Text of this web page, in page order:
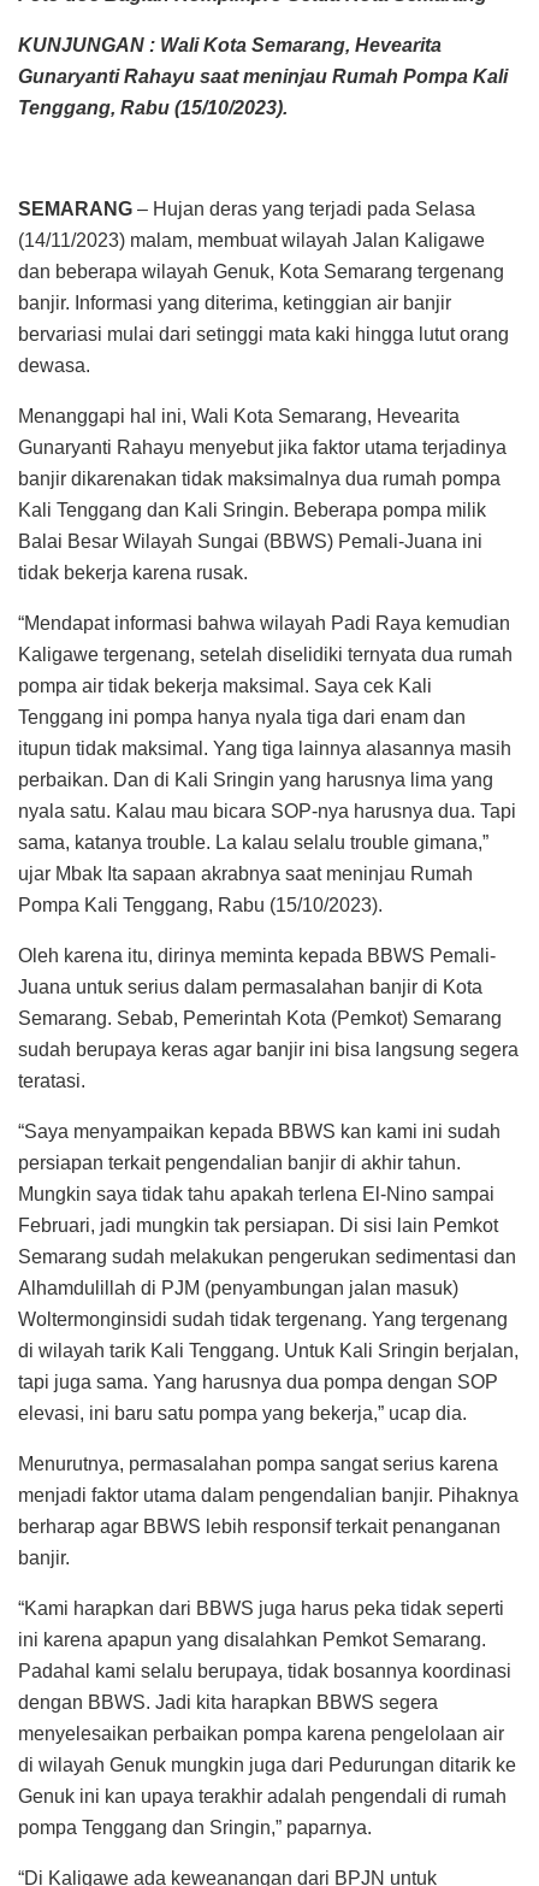
KUNJUNGAN : Wali Kota Semarang, Hevearita
Gunaryanti Rahayu saat meninjau Rumah Pompa Kali
Tenggang, Rabu (15/10/2023).
SEMARANG – Hujan deras yang terjadi pada Selasa
(14/11/2023) malam, membuat wilayah Jalan Kaligawe
dan beberapa wilayah Genuk, Kota Semarang tergenang
banjir. Informasi yang diterima, ketinggian air banjir
bervariasi mulai dari setinggi mata kaki hingga lutut orang
dewasa.
Menanggapi hal ini, Wali Kota Semarang, Hevearita
Gunaryanti Rahayu menyebut jika faktor utama terjadinya
banjir dikarenakan tidak maksimalnya dua rumah pompa
Kali Tenggang dan Kali Sringin. Beberapa pompa milik
Balai Besar Wilayah Sungai (BBWS) Pemali-Juana ini
tidak bekerja karena rusak.
“Mendapat informasi bahwa wilayah Padi Raya kemudian
Kaligawe tergenang, setelah diselidiki ternyata dua rumah
pompa air tidak bekerja maksimal. Saya cek Kali
Tenggang ini pompa hanya nyala tiga dari enam dan
itupun tidak maksimal. Yang tiga lainnya alasannya masih
perbaikan. Dan di Kali Sringin yang harusnya lima yang
nyala satu. Kalau mau bicara SOP-nya harusnya dua. Tapi
sama, katanya trouble. La kalau selalu trouble gimana,”
ujar Mbak Ita sapaan akrabnya saat meninjau Rumah
Pompa Kali Tenggang, Rabu (15/10/2023).
Oleh karena itu, dirinya meminta kepada BBWS Pemali-
Juana untuk serius dalam permasalahan banjir di Kota
Semarang. Sebab, Pemerintah Kota (Pemkot) Semarang
sudah berupaya keras agar banjir ini bisa langsung segera
teratasi.
“Saya menyampaikan kepada BBWS kan kami ini sudah
persiapan terkait pengendalian banjir di akhir tahun.
Mungkin saya tidak tahu apakah terlena El-Nino sampai
Februari, jadi mungkin tak persiapan. Di sisi lain Pemkot
Semarang sudah melakukan pengerukan sedimentasi dan
Alhamdulillah di PJM (penyambungan jalan masuk)
Woltermonginsidi sudah tidak tergenang. Yang tergenang
di wilayah tarik Kali Tenggang. Untuk Kali Sringin berjalan,
tapi juga sama. Yang harusnya dua pompa dengan SOP
elevasi, ini baru satu pompa yang bekerja,” ucap dia.
Menurutnya, permasalahan pompa sangat serius karena
menjadi faktor utama dalam pengendalian banjir. Pihaknya
berharap agar BBWS lebih responsif terkait penanganan
banjir.
“Kami harapkan dari BBWS juga harus peka tidak seperti
ini karena apapun yang disalahkan Pemkot Semarang.
Padahal kami selalu berupaya, tidak bosannya koordinasi
dengan BBWS. Jadi kita harapkan BBWS segera
menyelesaikan perbaikan pompa karena pengelolaan air
di wilayah Genuk mungkin juga dari Pedurungan ditarik ke
Genuk ini kan upaya terakhir adalah pengendali di rumah
pompa Tenggang dan Sringin,” paparnya.
“Di Kaligawe ada keweanangan dari BPJN untuk